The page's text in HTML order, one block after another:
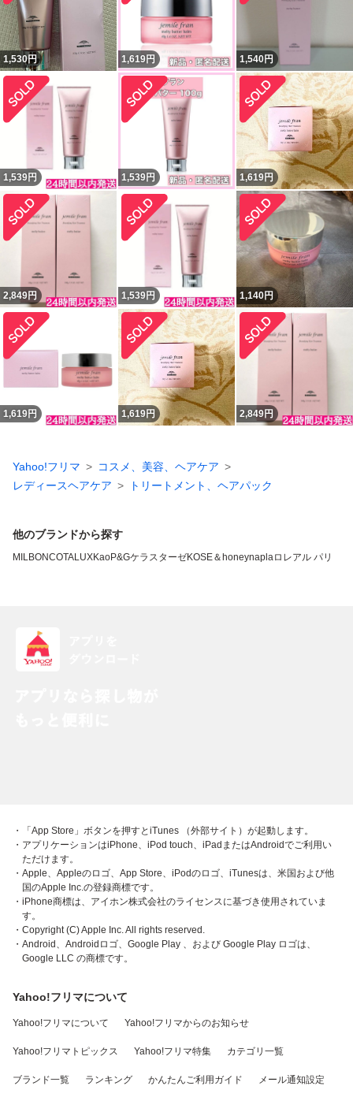
1,530円 1,619円 1,540円
1,539円 1,539円 1,619円
2,849円 1,539円 1,140円
1,619円 1,619円 2,849円
Yahoo!フリマ
コスメ、美容、ヘアケア
レディースヘアケア
トリートメント、ヘアパック
他のブランドから探す
MILBONCOTALUXKaoP&GケラスターゼKOSE＆honeynaplaロレアル パリ
・「App Store」ボタンを押すとiTunes （外部サイト）が起動します。
・アプリケーションはiPhone、iPod touch、iPadまたはAndroidでご利用い
ただけます。
・Apple、Appleのロゴ、App Store、iPodのロゴ、iTunesは、米国および他
国のApple Inc.の登録商標です。
・iPhone商標は、アイホン株式会社のライセンスに基づき使用されていま
す。
・Copyright (C) Apple Inc. All rights reserved.
・Android、Androidロゴ、Google Play 、および Google Play ロゴは、
Google LLC の商標です。
Yahoo!フリマについて
Yahoo!フリマについて Yahoo!フリマからのお知らせ
Yahoo!フリマトピックス Yahoo!フリマ特集 カテゴリ一覧
ブランド一覧 ランキング かんたんご利用ガイド メール通知設定